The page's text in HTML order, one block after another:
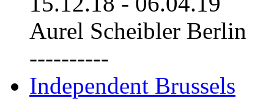
Aurel Scheibler Berlin
----------
Independent Brussels